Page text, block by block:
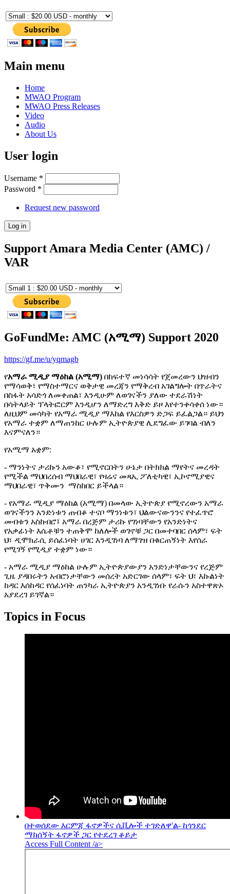
Main menu
Home
MWAO Program
MWAO Press Releases
Video
Audio
About Us
User login
Username *
Password *
Request new password
Support Amara Media Center (AMC) /
VAR
GoFundMe: AMC (አሚማ) Support 2020
https://gf.me/u/yqmagb
የአማራ ሚዲያ ማዕከል (አሚማ) በከፍተኛ መነሳሳት የጀመረውን ህዝብን
የማሳወቅ፣ የማስተማርና ወቅታዊ መረጃን የማቅረብ አገልግሎት በጥራትና
በስፋት አሳድጎ ለመቀጠል፣ እንዲሁም ለወገናችን ያለው ተደራሽነት
በሳትላይት ፕላትፎርም እንዲሆን ለማድረግ እቅድ ይዞ እየተንቀሳቀሰ ነው።
ለዚህም መሳካት የአማራ ሚዲያ ማእከል የእርስዎን ድጋፍ ይፈልጋል። ይህን
የአማራ ተቋም ለማጠንከር ሁሉም ኢትዮጵያዊ ሊደግፈው ይገባል ብለን
እናምናለን።
የአሚማ አቋም:
- ማንነትና ታሪኩን አውቆ፣ የሚኖርበትን ሁኔታ በትክክል ማየትና መረዳት
የሚችል ማህበረሰብ ማህበራዊ፣ የዛሬና መጻኢ ፖለቲካዊ፣ ኢኮኖሚያዊና
ማህበራዊ፣ ጥቅሙን ማስከበር ይችላል።
- የአማራ ሚዲያ ማዕከል (አሚማ) በመላው ኢትዮጵያ የሚኖረውን አማራ
ወገናችንን አንድነቱን ጠብቆ ተናቦ ማንነቱን፣ ህልውናውንንና የተፈጥሮ
መብቱን አስከብሮ፤ አማራ በረጅም ታሪኩ የገነባቸውን የአንድነትና
የአቃፊነት እሴቶቹን ተጠቅሞ ከለሎች ወገኖቹ ጋር በመተባበር ሰላም፣ ፍት
ህ፣ ዲሞክራሲ ይሰፈነባት ሀገር እንዲገነባ ለማገዝ በቁርጠኝነት እየሰራ
የሚገኝ የሚዲያ ተቋም ነው።
- አማራ ሚዲያ ማዕከል ሁሉም ኢትዮጵያውያን አንድነታቸውንና የረጅም
ጊዜ ያዳበሩትን አብሮነታቸውን መሰረት አድርገው ሰላም፣ ፍት ህ፣ እኩልነት
ከዳር እሰከዳር የሰፈነባት ጠንካራ ኢትዮጵያን አንዲገነቡ የራሱን አስተዋጽኦ
አያደረገ ይገኛል።
Topics in Focus
በተወሰደው እርምጃ ፋኖዎችና ሲቪሎች ተገድለዋ'ል- ከጎንደር
ማክሰኝት ፋኖዎች ጋር የተደረገ ቆይታ
Access Full Content /a>